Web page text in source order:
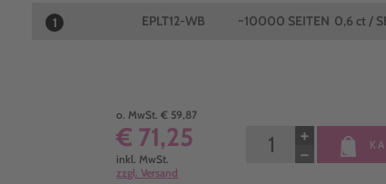
1 EPLT12-WB ~10000 SEITEN 0,6 ct /
o. MwSt. € 59,87
€ 71,25
inkl. MwSt.
zzgl. Versand
−
+